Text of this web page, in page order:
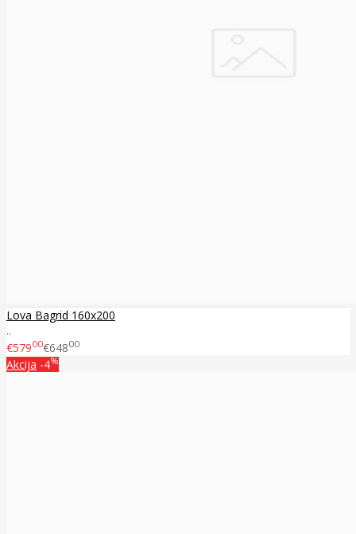
Lova Bagrid 160x200
..
€57900€64800
Akcija -4%